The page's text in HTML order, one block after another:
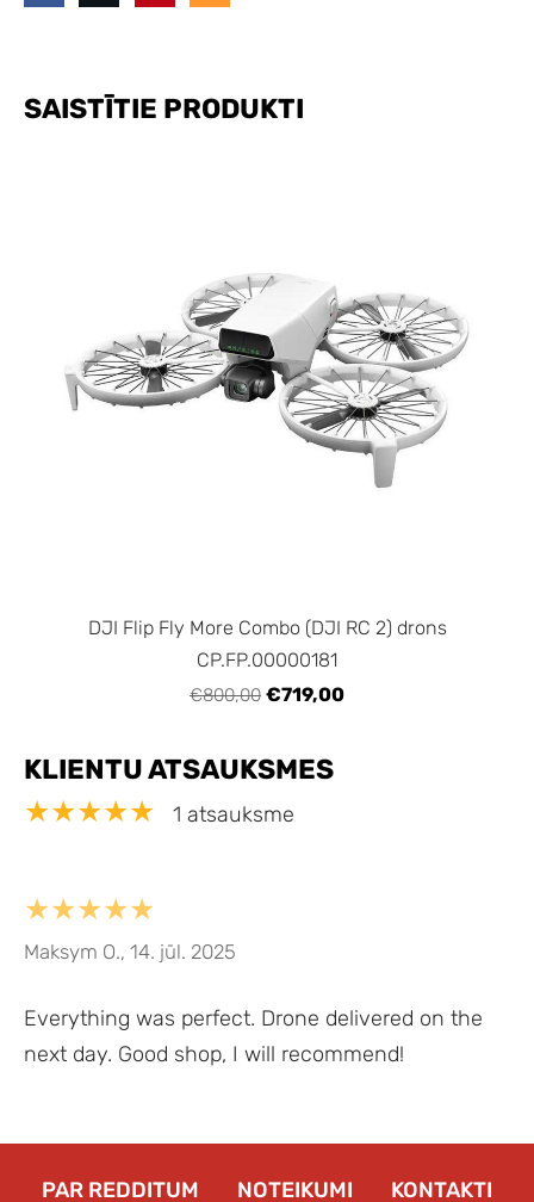
SAISTĪTIE PRODUKTI
DJI Flip Fly More Combo (DJI RC 2) drons
CP.FP.00000181
€800,00 €719,00
KLIENTU ATSAUKSMES
★★★★★ 1 atsauksme
★★★★★
Maksym O., 14. jūl. 2025
Everything was perfect. Drone delivered on the
next day. Good shop, I will recommend!
PAR REDDITUM NOTEIKUMI KONTAKTI